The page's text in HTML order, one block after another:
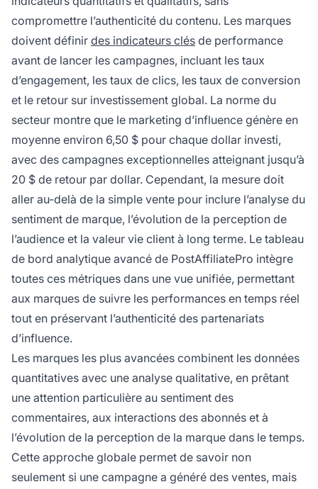
compromettre l’authenticité du contenu. Les marques
doivent définir des indicateurs clés de performance
avant de lancer les campagnes, incluant les taux
d’engagement, les taux de clics, les taux de conversion
et le retour sur investissement global. La norme du
secteur montre que le marketing d’influence génère en
moyenne environ 6,50 $ pour chaque dollar investi,
avec des campagnes exceptionnelles atteignant jusqu’à
20 $ de retour par dollar. Cependant, la mesure doit
aller au-delà de la simple vente pour inclure l’analyse du
sentiment de marque, l’évolution de la perception de
l’audience et la valeur vie client à long terme. Le tableau
de bord analytique avancé de PostAffiliatePro intègre
toutes ces métriques dans une vue unifiée, permettant
aux marques de suivre les performances en temps réel
tout en préservant l’authenticité des partenariats
d’influence.
Les marques les plus avancées combinent les données
quantitatives avec une analyse qualitative, en prêtant
une attention particulière au sentiment des
commentaires, aux interactions des abonnés et à
l’évolution de la perception de la marque dans le temps.
Cette approche globale permet de savoir non
seulement si une campagne a généré des ventes, mais